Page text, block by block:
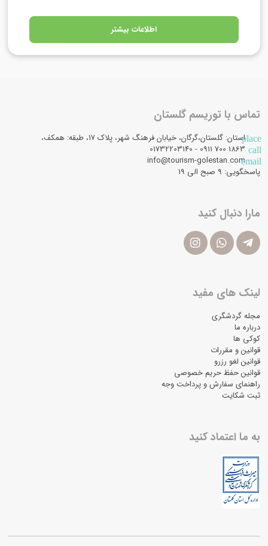
اطلاعات بیشتر
تماس با توریسم گلستان
placeاستان: گلستان،گرگان، خیابان فرهنگ شهر، پلاک 17، طبقه: همکف،
call
email
info@tourism-golestan.com
پاسخگویی: ۹ صبح الی 19
مارا دنبال کنید
لینک های مفید
مجله گردشگری
درباره ما
کوکی ها
قوانین و مقررات
قوانین لغو رزرو
قوانین حفظ حریم خصوصی
راهنمای سفارش و پرداخت وجه
ثبت شکایت
به ما اعتماد کنید